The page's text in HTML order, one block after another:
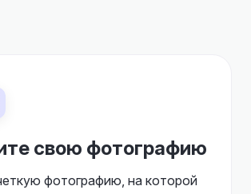
свою фотографию
фотографию, на которой